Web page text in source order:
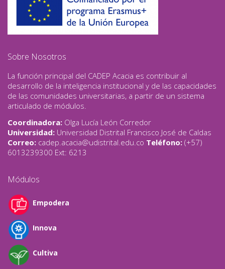
Sobre Nosotros
La función principal del CADEP Acacia es contribuir al
desarrollo de la inteligencia institucional y de las capacidades
de las comunidades universitarias, a partir de un sistema
articulado de módulos.
Coordinadora: Olga Lucía León Corredor
Universidad: Universidad Distrital Francisco José de Caldas
Correo: cadep.acacia@udistrital.edu.co Teléfono: (+57)
6013239300 Ext: 6213
Módulos
Empodera
Innova
Cultiva